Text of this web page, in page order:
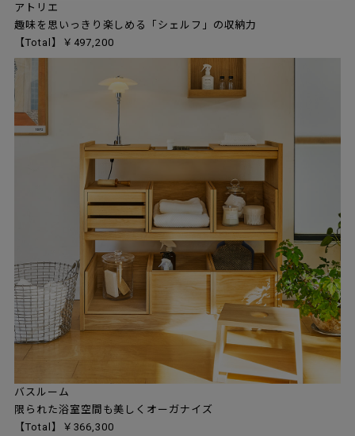
アトリエ
趣味を思いっきり楽しめる「シェルフ」の収納力
【Total】￥497,200
バスルーム
限られた浴室空間も美しくオーガナイズ
【Total】￥366,300